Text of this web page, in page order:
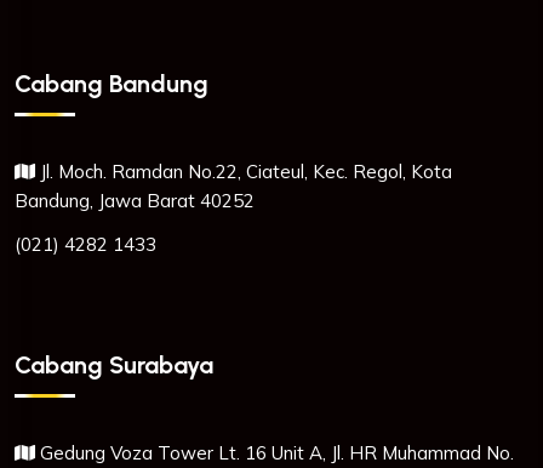
Cabang Bandung
Jl. Moch. Ramdan No.22, Ciateul, Kec. Regol, Kota
Bandung, Jawa Barat 40252
(021) 4282 1433
Cabang Surabaya
Gedung Voza Tower Lt. 16 Unit A, Jl. HR Muhammad No.